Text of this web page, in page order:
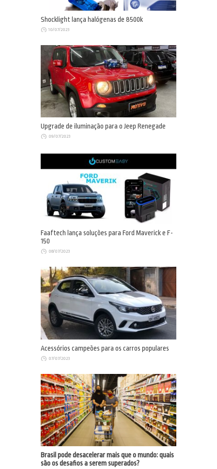
Shocklight lança halógenas de 8500k
10/07/2023
Upgrade de iluminação para o Jeep Renegade
09/07/2023
Faaftech lança soluções para Ford Maverick e F-
150
08/07/2023
Acessórios campeões para os carros populares
07/07/2023
Brasil pode desacelerar mais que o mundo: quais
são os desafios a serem superados?